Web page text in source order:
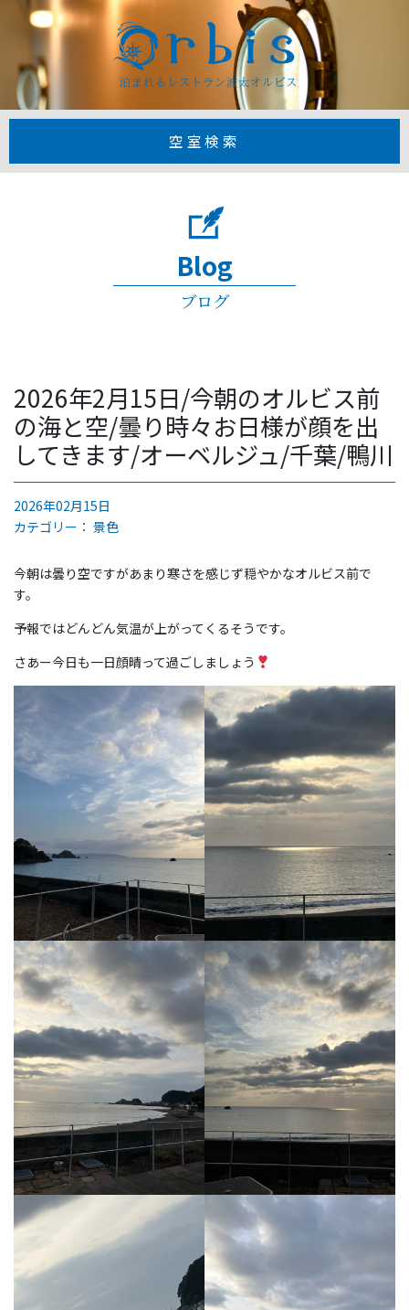
【公式】1日3
空室検索
Blog
ブログ
2026年2月15日/今朝のオルビス前
の海と空/曇り時々お日様が顔を出
してきます/オーベルジュ/千葉/鴨川
2026年02月15日
カテゴリー： 景色
今朝は曇り空ですがあまり寒さを感じず穏やかなオルビス前で
す。
予報ではどんどん気温が上がってくるそうです。
さあー今日も一日顔晴って過ごしましょう